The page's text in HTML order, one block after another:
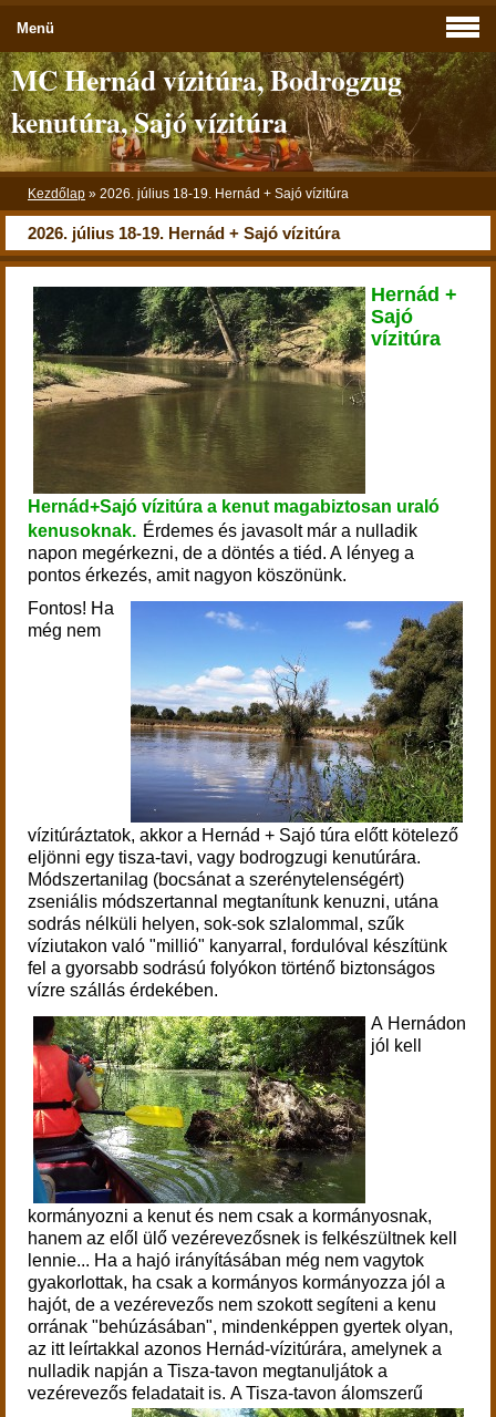
MC Hernád vízitúra, Bodrogzug
kenutúra, Sajó vízitúra
Kezdőlap » 2026. július 18-19. Hernád + Sajó vízitúra
2026. július 18-19. Hernád + Sajó vízitúra
Hernád +
Sajó
vízitúra
Hernád+Sajó vízitúra a kenut magabiztosan uraló
kenusoknak. Érdemes és javasolt már a nulladik
napon megérkezni, de a döntés a tiéd. A lényeg a
pontos érkezés, amit nagyon köszönünk.
Fontos! Ha
még nem
vízitúráztatok, akkor a Hernád + Sajó túra előtt kötelező
eljönni egy tisza-tavi, vagy bodrogzugi kenutúrára.
Módszertanilag (bocsánat a szerénytelenségért)
zseniális módszertannal megtanítunk kenuzni, utána
sodrás nélküli helyen, sok-sok szlalommal, szűk
víziutakon való "millió" kanyarral, fordulóval készítünk
fel a gyorsabb sodrású folyókon történő biztonságos
vízre szállás érdekében.
A Hernádon
jól kell
kormányozni a kenut és nem csak a kormányosnak,
hanem az elől ülő vezérevezősnek is felkészültnek kell
lennie... Ha a hajó irányításában még nem vagytok
gyakorlottak, ha csak a kormányos kormányozza jól a
hajót, de a vezérevezős nem szokott segíteni a kenu
orrának "behúzásában", mindenképpen gyertek olyan,
az itt leírtakkal azonos Hernád-vízitúrára, amelynek a
nulladik napján a Tisza-tavon megtanuljátok a
vezérevezős feladatait is. A Tisza-tavon álomszerű
Menü